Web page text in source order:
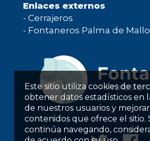
Este sitio utiliza cookies de
obtener datos estadísticos en
de nuestros usuarios y
contenidos que ofrece el sitio.
continúa navegando,
Enlaces externos
- Cerrajeros
- Fontaneros Palma de